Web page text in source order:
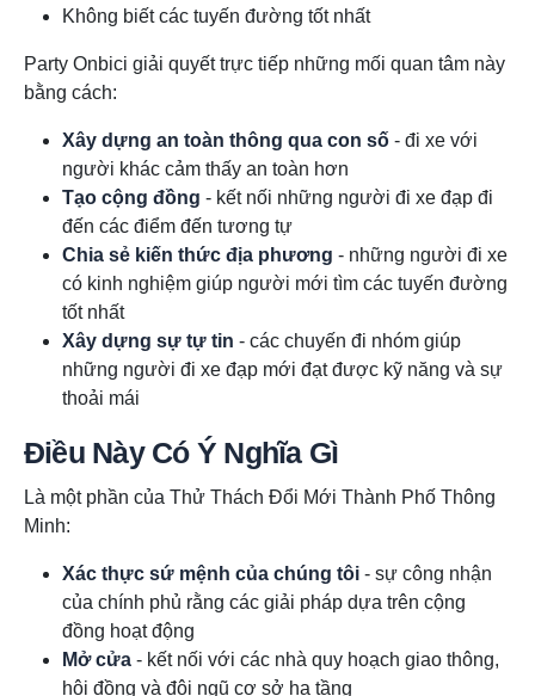
Không biết các tuyến đường tốt nhất
Party Onbici giải quyết trực tiếp những mối quan tâm này
bằng cách:
Xây dựng an toàn thông qua con số - đi xe với
người khác cảm thấy an toàn hơn
Tạo cộng đồng - kết nối những người đi xe đạp đi
đến các điểm đến tương tự
Chia sẻ kiến thức địa phương - những người đi xe
có kinh nghiệm giúp người mới tìm các tuyến đường
tốt nhất
Xây dựng sự tự tin - các chuyến đi nhóm giúp
những người đi xe đạp mới đạt được kỹ năng và sự
thoải mái
Điều Này Có Ý Nghĩa Gì
Là một phần của Thử Thách Đổi Mới Thành Phố Thông
Minh:
Xác thực sứ mệnh của chúng tôi - sự công nhận
của chính phủ rằng các giải pháp dựa trên cộng
đồng hoạt động
Mở cửa - kết nối với các nhà quy hoạch giao thông,
hội đồng và đội ngũ cơ sở hạ tầng